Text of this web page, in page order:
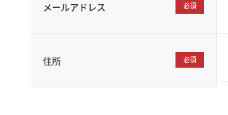
メールアドレス 必須
住所 必須